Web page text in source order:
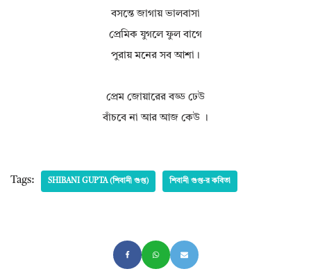
বসন্তে জাগায় ভালবাসা
প্রেমিক যুগলে ফুল বাগে
পুরায় মনের সব আশা।
প্রেম জোয়ারের বড্ড ঢেউ
বাঁচবে না আর আজ কেউ ।
Tags: SHIBANI GUPTA (শিবানী গুপ্ত) শিবানী গুপ্ত-র কবিতা